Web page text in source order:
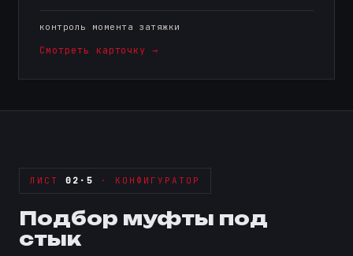
контроль момента затяжки
Смотреть карточку →
ЛИСТ 02·5 · КОНФИГУРАТОР
Подбор муфты под
стык